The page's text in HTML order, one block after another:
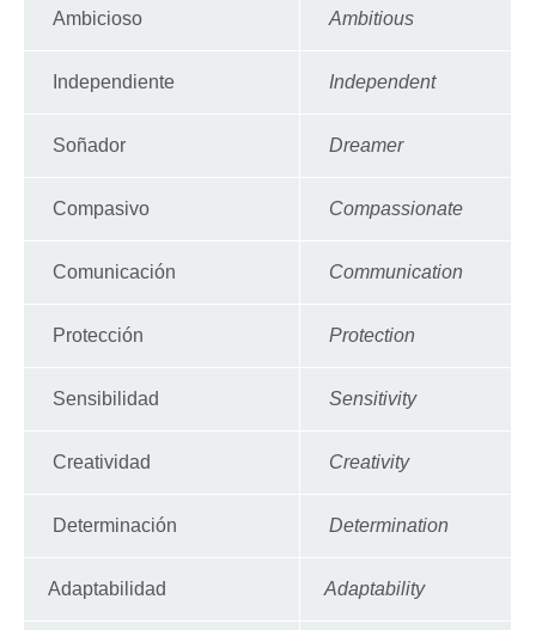
Ambicioso Ambitious
Independiente Independent
Soñador Dreamer
Compasivo Compassionate
Comunicación Communication
Protección Protection
Sensibilidad Sensitivity
Creatividad Creativity
Determinación Determination
Adaptabilidad Adaptability